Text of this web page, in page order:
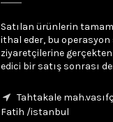
Satılan ürünlerin
ithal eder, bu operasyon
ziyaretçilerine
edici bir satış sonrası
Tahtakale
Fatih /istanbul